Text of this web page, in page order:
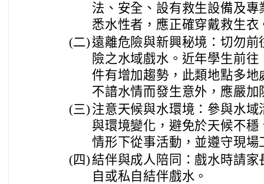
法、安全、設有救生設備及
悉水性者，應正確穿戴救生衣
(二) 遠離危險與新興秘境：切勿
險之水域戲水。近年學生前
件有增加趨勢，此類地點多
不諳水情而發生意外，應嚴加
(三) 注意天候與水環境：參與水
與環境變化，避免於天候不
情形下從事活動，並遵守現場
(四) 結伴與成人陪同：戲水時請
自或私自結伴戲水。